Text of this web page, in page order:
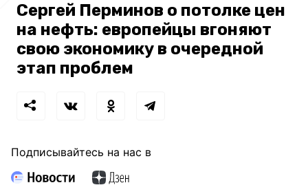
Сергей Перминов о потолке цен
на нефть: европейцы вгоняют
свою экономику в очередной
этап проблем
Подписывайтесь на нас в